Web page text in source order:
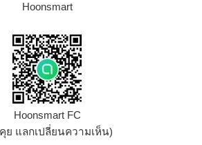
Hoonsmart
Hoonsmart FC
ย แลกเปลี่ยนความเห็น)